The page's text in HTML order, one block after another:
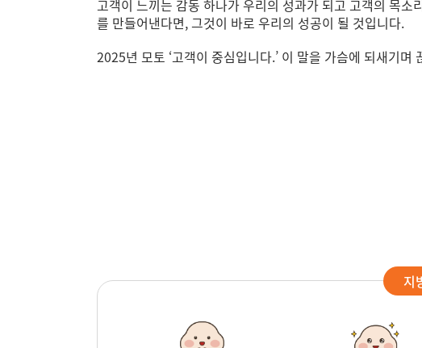
고객이 느끼는 감동 하나가 우리의 성과가 되고 고객의 목소
를 만들어낸다면,그것이 바로 우리의 성공이 될 것입니다.
2025년 모토 ‘고객이 중심입니다.’ 이 말을 가슴에 되새기며
지